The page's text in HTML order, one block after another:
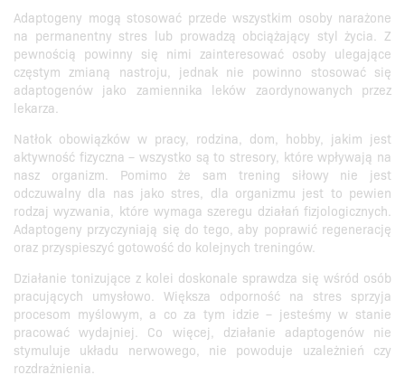
Adaptogeny mogą stosować przede wszystkim osoby narażone
na permanentny stres lub prowadzą obciążający styl życia. Z
pewnością powinny się nimi zainteresować osoby ulegające
częstym zmianą nastroju, jednak nie powinno stosować się
adaptogenów jako zamiennika leków zaordynowanych przez
lekarza.
Natłok obowiązków w pracy, rodzina, dom, hobby, jakim jest
aktywność fizyczna – wszystko są to stresory, które wpływają na
nasz organizm. Pomimo że sam trening siłowy nie jest
odczuwalny dla nas jako stres, dla organizmu jest to pewien
rodzaj wyzwania, które wymaga szeregu działań fizjologicznych.
Adaptogeny przyczyniają się do tego, aby poprawić regenerację
oraz przyspieszyć gotowość do kolejnych treningów.
Działanie tonizujące z kolei doskonale sprawdza się wśród osób
pracujących umysłowo. Większa odporność na stres sprzyja
procesom myślowym, a co za tym idzie – jesteśmy w stanie
pracować wydajniej. Co więcej, działanie adaptogenów nie
stymuluje układu nerwowego, nie powoduje uzależnień czy
rozdrażnienia.